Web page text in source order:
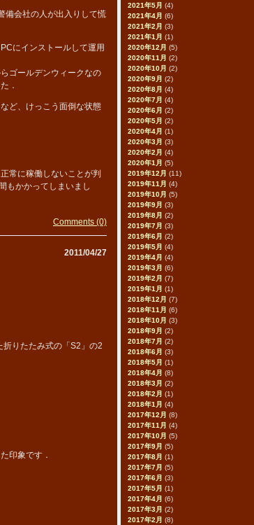
2021年5月 (4)
2021年4月 (6)
2021年2月 (3)
2021年1月 (1)
2020年12月 (5)
2020年11月 (2)
2020年10月 (2)
2020年9月 (2)
2020年8月 (4)
2020年7月 (4)
2020年6月 (2)
2020年5月 (2)
2020年4月 (1)
2020年3月 (3)
2020年2月 (4)
2020年1月 (5)
2019年12月 (11)
2019年11月 (4)
2019年10月 (5)
2019年9月 (3)
2019年8月 (2)
2019年7月 (3)
2019年6月 (2)
2019年5月 (4)
2019年4月 (4)
2019年3月 (6)
2019年2月 (7)
2019年1月 (1)
2018年12月 (7)
2018年11月 (6)
2018年10月 (3)
2018年9月 (2)
2018年7月 (2)
2018年6月 (3)
2018年5月 (1)
2018年4月 (8)
2018年3月 (2)
2018年2月 (1)
2018年1月 (4)
2017年12月 (8)
2017年11月 (4)
2017年10月 (5)
2017年9月 (5)
2017年8月 (1)
2017年7月 (5)
2017年6月 (3)
2017年5月 (1)
2017年4月 (6)
2017年3月 (2)
2017年2月 (8)
備会社の人が出入りして慌
にインストールして運用
ゴールデンウィークなの
．
ど、けっこう面倒な状態
常に稼働しないことが判
もかかってしまいまし
Comments (0)
2011/04/27
りたたみ式の「S2」の2
印象です．